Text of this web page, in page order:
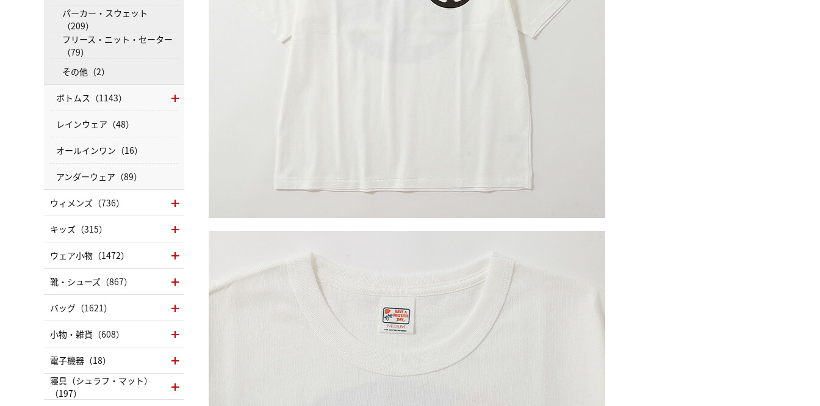
パーカー・スウェット
（209）
フリース・ニット・セーター
（79）
その他（2）
ボトムス（1143）
レインウェア（48）
オールインワン（16）
アンダーウェア（89）
ウィメンズ（736）
キッズ（315）
ウェア小物（1472）
靴・シューズ（867）
バッグ（1621）
小物・雑貨（608）
電子機器（18）
寝具（シュラフ・マット）
（197）